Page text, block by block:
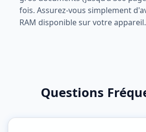
fois. Assurez-vous simplement
RAM disponible sur votre appareil.
Questions